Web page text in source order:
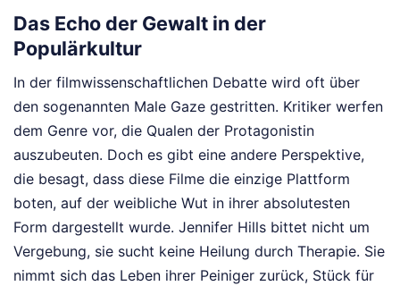
Das Echo der Gewalt in der
Populärkultur
In der filmwissenschaftlichen Debatte wird oft über
den sogenannten Male Gaze gestritten. Kritiker werfen
dem Genre vor, die Qualen der Protagonistin
auszubeuten. Doch es gibt eine andere Perspektive,
die besagt, dass diese Filme die einzige Plattform
boten, auf der weibliche Wut in ihrer absolutesten
Form dargestellt wurde. Jennifer Hills bittet nicht um
Vergebung, sie sucht keine Heilung durch Therapie. Sie
nimmt sich das Leben ihrer Peiniger zurück, Stück für